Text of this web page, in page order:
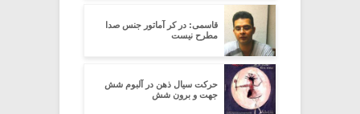
قاسمی: در کر آماتور جنس صدا
مطرح نیست
حرکت سیال ذهن در آلبوم شش
جهت و برون شش